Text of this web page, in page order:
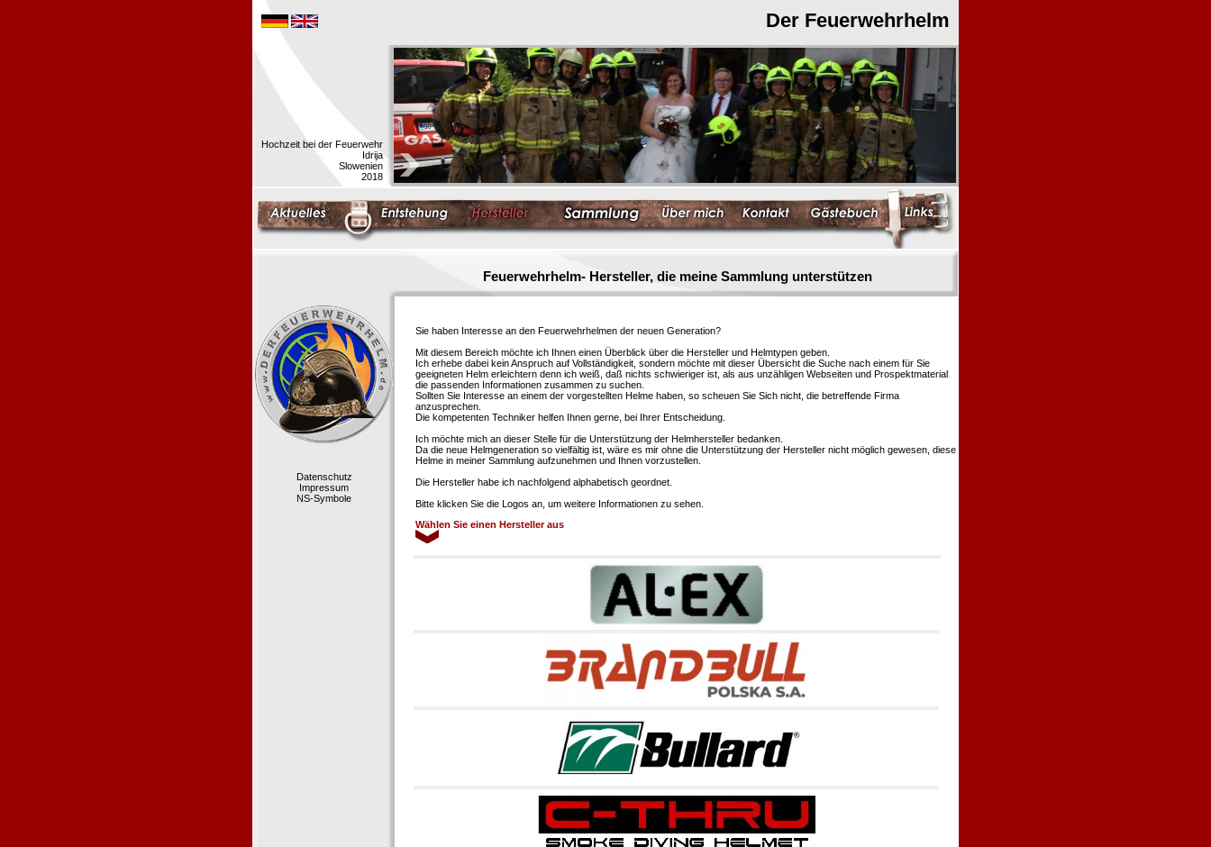
Der Feuerwehrhelm
Hochzeit bei der Feuerwehr
Idrija
Slowenien
2018
Feuerwehrhelm- Hersteller, die meine Sammlung unterstützen
Datenschutz
Impressum
NS-Symbole
Sie haben Interesse an den Feuerwehrhelmen der neuen Generation?
Mit diesem Bereich möchte ich Ihnen einen Überblick über die Hersteller und Helmtypen geben.
Ich erhebe dabei kein Anspruch auf Vollständigkeit, sondern möchte mit dieser Übersicht die Suche nach einem für Sie
geeigneten Helm erleichtern denn ich weiß, daß nichts schwieriger ist, als aus unzähligen Webseiten und Prospektmaterial
die passenden Informationen zusammen zu suchen.
Sollten Sie Interesse an einem der vorgestellten Helme haben, so scheuen Sie Sich nicht, die betreffende Firma
anzusprechen.
Die kompetenten Techniker helfen Ihnen gerne, bei Ihrer Entscheidung.
Ich möchte mich an dieser Stelle für die Unterstützung der Helmhersteller bedanken.
Da die neue Helmgeneration so vielfältig ist, wäre es mir ohne die Unterstützung der Hersteller nicht möglich gewesen, diese
Helme in meiner Sammlung aufzunehmen und Ihnen vorzustellen.
Die Hersteller habe ich nachfolgend alphabetisch geordnet.
Bitte klicken Sie die Logos an, um weitere Informationen zu sehen.
Wählen Sie einen Hersteller aus